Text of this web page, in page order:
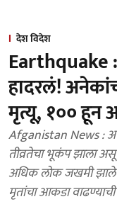
देश विदेश
Earthquake
हादरलं!
मृत्यू, १००
Afganistan News :
तीव्रतेचा भूकंप झाला
अधिक लोक जखमी
मृतांचा आकडा